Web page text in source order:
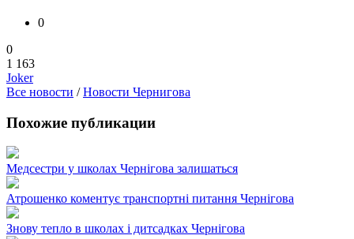
0
0
1 163
Joker
Все новости /Новости Чернигова
Похожие публикации
Медсестри у школах Чернігова залишаться
Атрошенко коментує транспортні питання Чернігова
Знову тепло в школах і дитсадках Чернігова